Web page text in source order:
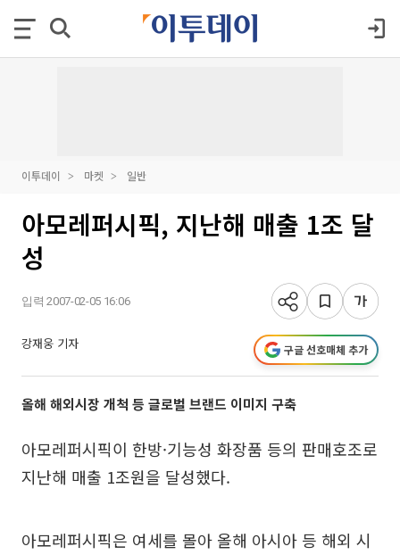
이투데이 마켓 일반
아모레퍼시픽, 지난해 매출 1조 달
성
입력 2007-02-05 16:06
강재웅 기자 구글 선호매체 추가
올해 해외시장 개척 등 글로벌 브랜드 이미지 구축
아모레퍼시픽이 한방·기능성 화장품 등의 판매호조로
지난해 매출 1조원을 달성했다.
아모레퍼시픽은 여세를 몰아 올해 아시아 등 해외 시